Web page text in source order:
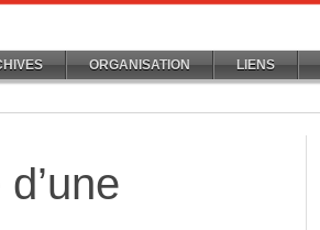
ORGANISATION LIENS